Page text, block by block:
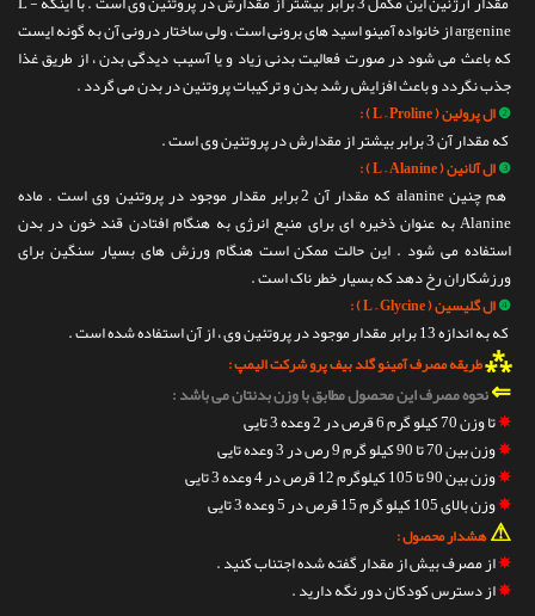
argenine از خانواده آمینو اسید های برونی است ، ولی ساختار درونی آن به گونه ایست
که باعث می شود در صورت فعالیت بدنی زیاد و یا آسیب دیدگی بدن ، از طریق غذا
جذب نگردد و باعث افزایش رشد بدن و ترکیبات پروتئین در بدن می گردد .
❷ال پرولین ( L – Proline ) :
که مقدار آن 3 برابر بیشتر از مقدارش در پروتئین وی است .
❸ال آلانین ( L – Alanine ) :
هم چنین alanine که مقدار آن 2 برابر مقدار موجود در پروتئین وی است . ماده
Alanine به عنوان ذخیره ای برای منبع انرژی به هنگام افتادن قند خون در بدن
استفاده می شود . این حالت ممکن است هنگام ورزش های بسیار سنگین برای
ورزشکاران رخ دهد که بسیار خطر ناک است .
❹ال گلیسین ( L – Glycine ) :
که به اندازه 13 برابر مقدار موجود در پروتئین وی ، از آن استفاده شده است .
⁂طریقه مصرف آمینو گلد بیف پرو شرکت الیمپ :
⇐نحوه مصرف این محصول مطابق با وزن بدنتان می باشد :
✵تا وزن 70 کیلو گرم 6 قرص در 2 وعده 3 تایی
✵وزن بین 70 تا 90 کیلو گرم 9 رص در 3 وعده تایی
✵وزن بین 90 تا 105 کیلوگرم 12 قرص در 4 وعده 3 تایی
✵وزن بالای 105 کیلو گرم 15 قرص در 5 وعده 3 تایی
⚠هشدار محصول :
✵از مصرف بیش از مقدار گفته شده اجتناب کنید .
✵از دسترس کودکان دور نگه دارید .